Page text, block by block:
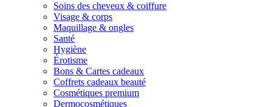
Soins des cheveux & coiffure
Visage & corps
Maquillage & ongles
Santé
Hygiène
Érotisme
Bons & Cartes cadeaux
Coffrets cadeaux beauté
Cosmétiques premium
Dermocosmétiques